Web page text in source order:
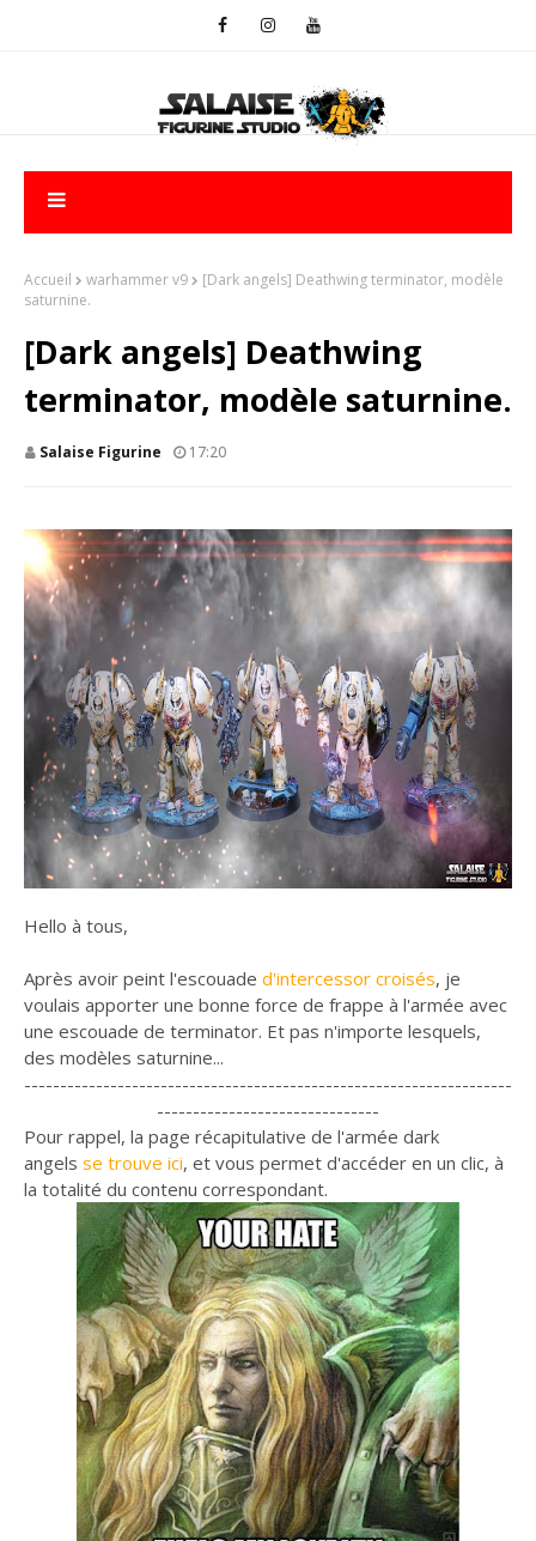
Accueil warhammer v9
[Dark angels] Deathwing terminator, modèle
saturnine.
[Dark angels] Deathwing
terminator, modèle saturnine.
Salaise Figurine 17:20
Hello à tous,
Après avoir peint l'escouade d'intercessor croisés, je
voulais apporter une bonne force de frappe à l'armée avec
une escouade de terminator. Et pas n'importe lesquels,
des modèles saturnine...
--------------------------------------------------------------------
-------------------------------
Pour rappel, la page récapitulative de l'armée dark
angels se trouve ici, et vous permet d'accéder en un clic, à
la totalité du contenu correspondant.